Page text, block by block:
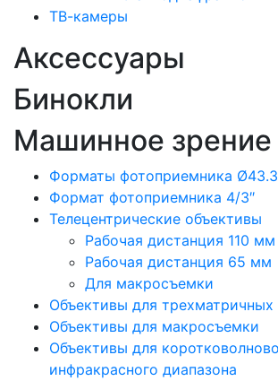
ТВ-камеры
Аксессуары
Бинокли
Машинное зрение
Форматы фотоприемника
Формат фотоприемника 4/3″
Телецентрические объективы
Рабочая дистанция 110 мм
Рабочая дистанция 65 мм
Для макросъемки
Объективы для трехматричных
Объективы для макросъемки
Объективы для
инфракрасного диапазона